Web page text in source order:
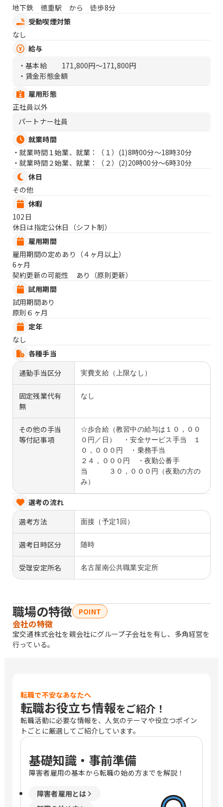
地下鉄 徳重駅 から 徒歩8分
受動喫煙対策
なし
給与
・基本給
171,800円〜171,800円
・賃金形態金額
雇用形態
正社員以外
パートナー社員
就業時間
・就業時間１始業、就業：（１） (1)8時00分〜18時30分
・就業時間２始業、就業：（２） (2)20時00分〜6時30分
休日
その他
休暇
102日
休日は指定公休日（シフト制）
雇用期間
雇用期間の定めあり（４ヶ月以上）
6ヶ月
契約更新の可能性 あり（原則更新）
試用期間
試用期間あり
原則６ヶ月
定年
なし
各種手当
通勤手当区分
実費支給（上限なし）
固定残業代有
無
なし
その他の手当
等付記事項
☆歩合給（教習中の給与は１０，００
０円／日） ・安全サービス手当 １
０，０００円 ・乗務手当
２４，０００円 ・夜勤公番手
当 ３０，０００円（夜勤の方の
み）
選考の流れ
選考方法
面接（予定1回）
選考日時区分 随時
受理安定所名 名古屋南公共職業安定所
職場の特徴 POINT
会社の特徴
宝交通株式会社を親会社にグループ子会社を有し、多角経営を
行っている。
転職で不安なあなたへ
転職お役立ち情報をご紹介！
転職活動に必要な情報を、人気のテーマや役立つポイン
トごとに厳選してご紹介しています。
基礎知識・事前準備
障害者雇用の基本から転職の始め方までを解説！
障害者雇用とは